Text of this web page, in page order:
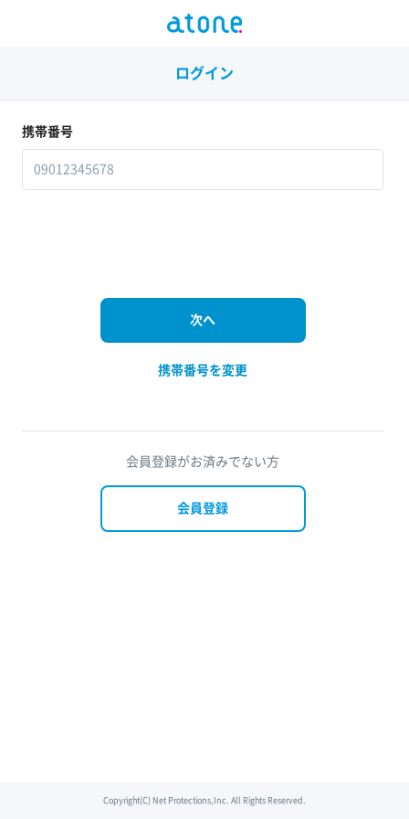
ログイン
携帯番号
携帯番号を変更
会員登録がお済みでない方
会員登録
Copyright(C) Net Protections,Inc. All Rights Reserved.